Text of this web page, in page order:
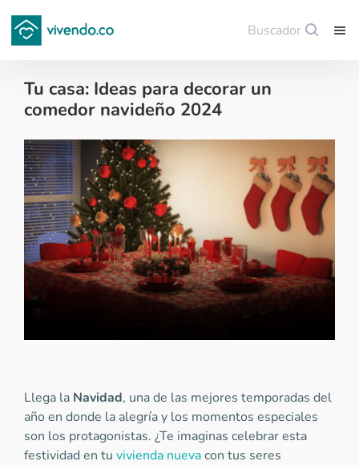
Buscador
Tu casa: Ideas para decorar un
comedor navideño 2024
Decoración - 2024-12-17
Llega la Navidad, una de las mejores temporadas del
año en donde la alegría y los momentos especiales
son los protagonistas. ¿Te imaginas celebrar esta
festividad en tu vivienda nuevacon tus seres
Guardar